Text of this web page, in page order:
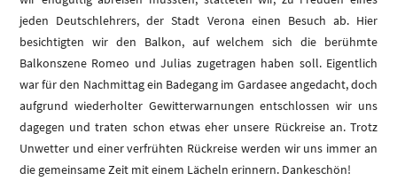
jeden Deutschlehrers, der Stadt Verona einen Besuch ab. Hier
besichtigten wir den Balkon, auf welchem sich die berühmte
Balkonszene Romeo und Julias zugetragen haben soll. Eigentlich
war für den Nachmittag ein Badegang im Gardasee angedacht, doch
aufgrund wiederholter Gewitterwarnungen entschlossen wir uns
dagegen und traten schon etwas eher unsere Rückreise an. Trotz
Unwetter und einer verfrühten Rückreise werden wir uns immer an
die gemeinsame Zeit mit einem Lächeln erinnern. Dankeschön!